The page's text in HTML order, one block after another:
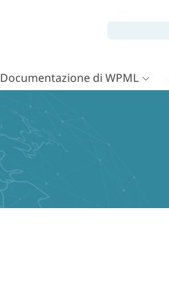
Documentazione di WPML